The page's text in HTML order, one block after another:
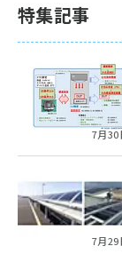
特集記事
特集
戦略
の
7月30
特集
る2
方針
7月29